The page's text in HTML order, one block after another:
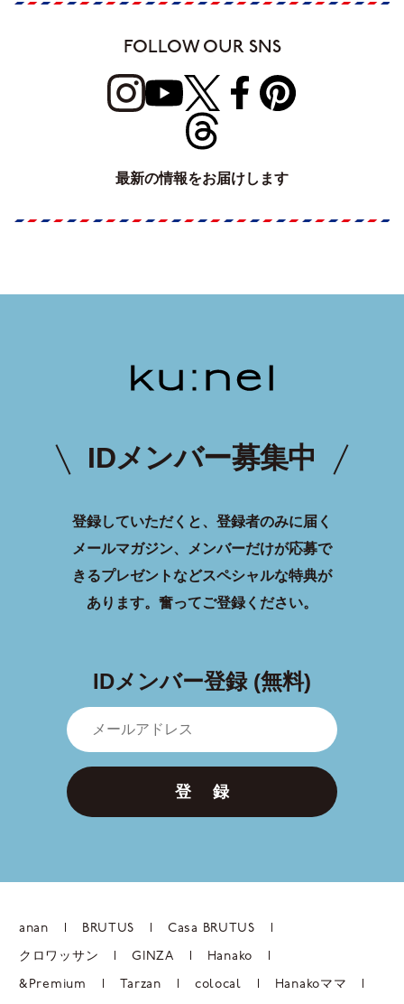
FOLLOW OUR SNS
最新の情報をお届けします
IDメンバー募集中
登録していただくと、登録者のみに届く
メールマガジン、メンバーだけが応募で
きるプレゼントなどスペシャルな特典が
あります。 奮ってご登録ください。
IDメンバー登録 (無料)
登 録
anan BRUTUS Casa BRUTUS
クロワッサン GINZA Hanako
&Premium Tarzan colocal Hanakoママ